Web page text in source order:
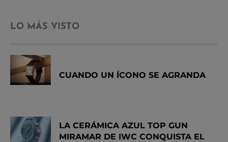
LO MÁS VISTO
CUANDO UN ÍCONO SE AGRANDA
LA CERÁMICA AZUL TOP GUN
MIRAMAR DE IWC CONQUISTA EL